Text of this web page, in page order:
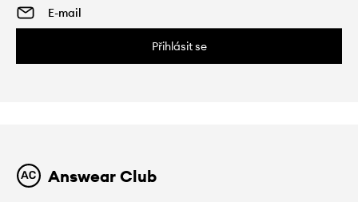
Přihlásit se
Answear Club